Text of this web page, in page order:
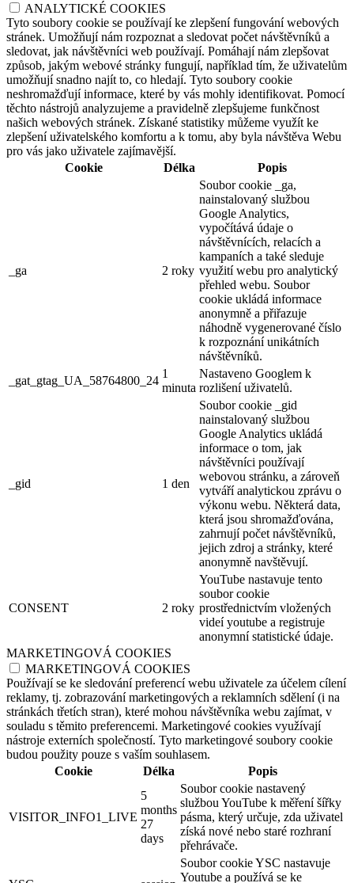
ANALYTICKÉ COOKIES
Tyto soubory cookie se používají ke zlepšení fungování webových
stránek. Umožňují nám rozpoznat a sledovat počet návštěvníků a
sledovat, jak návštěvníci web používají. Pomáhají nám zlepšovat
způsob, jakým webové stránky fungují, například tím, že uživatelům
umožňují snadno najít to, co hledají. Tyto soubory cookie
neshromažďují informace, které by vás mohly identifikovat. Pomocí
těchto nástrojů analyzujeme a pravidelně zlepšujeme funkčnost
našich webových stránek. Získané statistiky můžeme využít ke
zlepšení uživatelského komfortu a k tomu, aby byla návštěva Webu
pro vás jako uživatele zajímavější.
Cookie
Délka Popis
_ga 2 roky
Soubor cookie _ga,
nainstalovaný službou
Google Analytics,
vypočítává údaje o
návštěvnících, relacích a
kampaních a také sleduje
využití webu pro analytický
přehled webu. Soubor
cookie ukládá informace
anonymně a přiřazuje
náhodně vygenerované číslo
k rozpoznání unikátních
návštěvníků.
_gat_gtag_UA_58764800_24
1
minuta
Nastaveno Googlem k
rozlišení uživatelů.
_gid 1 den
Soubor cookie _gid
nainstalovaný službou
Google Analytics ukládá
informace o tom, jak
návštěvníci používají
webovou stránku, a zároveň
vytváří analytickou zprávu o
výkonu webu. Některá data,
která jsou shromažďována,
zahrnují počet návštěvníků,
jejich zdroj a stránky, které
anonymně navštěvují.
CONSENT 2 roky
YouTube nastavuje tento
soubor cookie
prostřednictvím vložených
videí youtube a registruje
anonymní statistické údaje.
MARKETINGOVÁ COOKIES
MARKETINGOVÁ COOKIES
Používají se ke sledování preferencí webu uživatele za účelem cílení
reklamy, tj. zobrazování marketingových a reklamních sdělení (i na
stránkách třetích stran), které mohou návštěvníka webu zajímat, v
souladu s těmito preferencemi. Marketingové cookies využívají
nástroje externích společností. Tyto marketingové soubory cookie
budou použity pouze s vaším souhlasem.
Cookie
Délka Popis
VISITOR_INFO1_LIVE
5
months
27
days
Soubor cookie nastavený
službou YouTube k měření šířky
pásma, který určuje, zda uživatel
získá nové nebo staré rozhraní
přehrávače.
Soubor cookie YSC nastavuje
Youtube a používá se ke